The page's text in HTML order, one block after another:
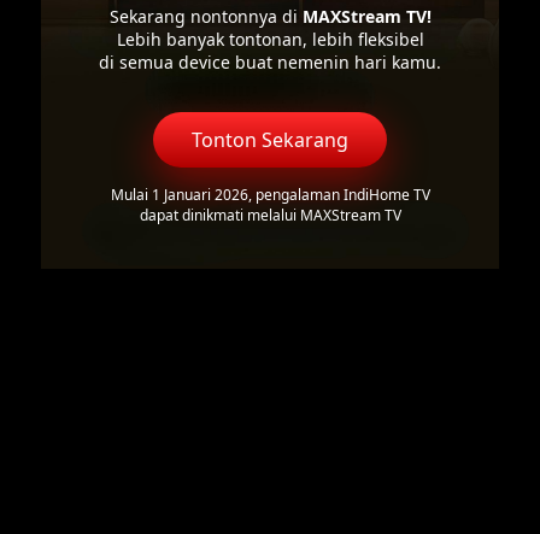
Sekarang nontonnya di MAXStream TV!
Lebih banyak tontonan, lebih fleksibel
di semua device buat nemenin hari kamu.
Tonton Sekarang
Mulai 1 Januari 2026, pengalaman IndiHome TV
dapat dinikmati melalui MAXStream TV